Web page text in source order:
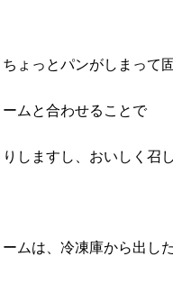
ょっとパンがしまって
ムと合わせることで
しますし、おいしく召
ムは、冷凍庫から出し